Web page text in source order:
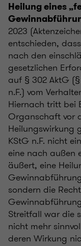
Heilung eines
2023
entschieden,
nach den
gesetzlichen
auf § 302 AktG
n.F.) vom
Hiernach tritt bei
Organschaft vor
Heilungswirkung
KStG n.F. nicht
eine nach außen
äußert, eine
sondern die
Streitfall war die
nicht mehr
deren Wirkung